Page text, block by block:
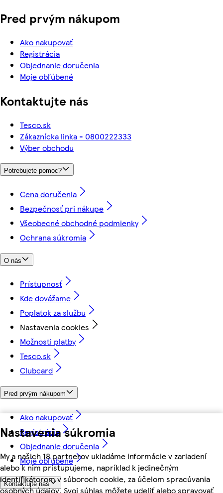
Nastavenia súkromia
My a našich 18 partnerov ukladáme informácie v zariadení
alebo k nim pristupujeme, napríklad k jedinečným
identifikátorom v súboroch cookie, za účelom spracúvania
osobných údajov. Svoj súhlas môžete udeliť alebo spravovať
Pred prvým nákupom
Ako nakupovať
Registrácia
Objednanie doručenia
Moje obľúbené
Kontaktujte nás
Tesco.sk
Zákaznícka linka - 0800222333
Výber obchodu
Potrebujete pomoc?
Cena doručenia
Bezpečnosť pri nákupe
Všeobecné obchodné podmienky
Ochrana súkromia
O nás
Prístupnosť
Kde dovážame
Poplatok za službu
Nastavenia cookies
Možnosti platby
Tesco.sk
Clubcard
Pred prvým nákupom
Ako nakupovať
Registrácia
Objednanie doručenia
Moje obľúbené
Kontaktujte nás